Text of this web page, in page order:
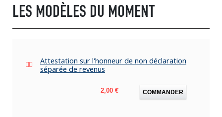
LES MODÈLES DU MOMENT
Attestation sur l'honneur de non déclaration
séparée de revenus
Prix
2,00 € COMMANDER